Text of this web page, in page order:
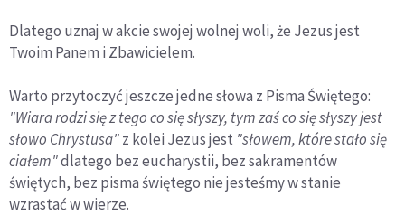
Dlatego uznaj w akcie swojej wolnej woli, że Jezus jest
Twoim Panem i Zbawicielem.
Warto przytoczyć jeszcze jedne słowa z Pisma Świętego:
"Wiara rodzi się z tego co się słyszy, tym zaś co się słyszy jest
słowo Chrystusa"z kolei Jezus jest "słowem, które stało się
ciałem"dlatego bez eucharystii, bez sakramentów
świętych, bez pisma świętego nie jesteśmy w stanie
wzrastać w wierze.